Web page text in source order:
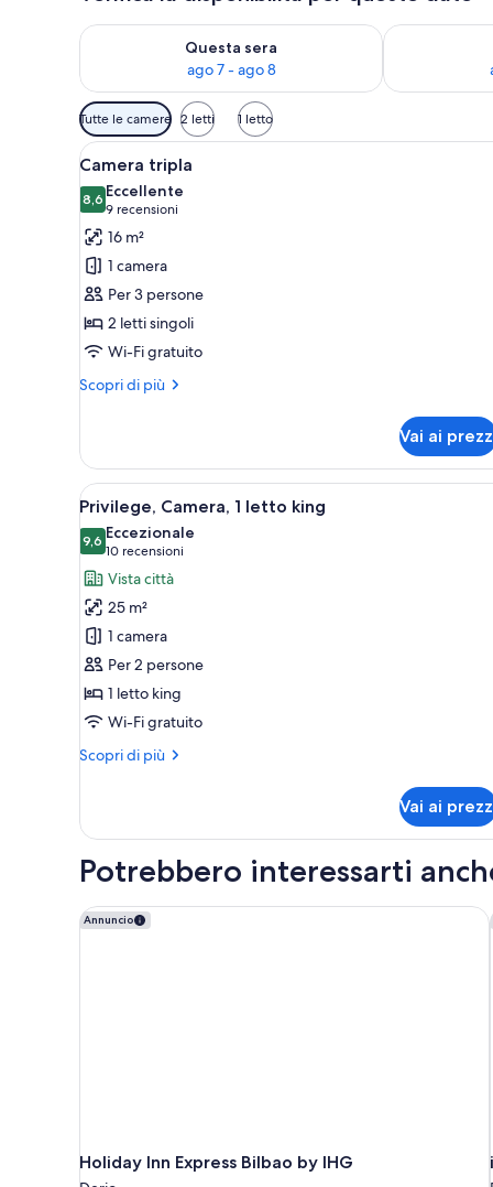
Questa sera
ago 7 - ago 8
Verifica la disponibilità per questa sera, ago 7 - ago 8
Verifica la
Filtri
disponibili
per
le
camere
Tutte le camere 2 letti 1 letto
Apri
tutte
le
foto
per
Camera
tripla
Un bagno moderno con una
6
Camera tripla
8,68,6 su 10
Eccellente
9 recensioni
(9
recensioni)
16 m²
1 camera
Per 3 persone
2 letti singoli
Wi-Fi gratuito
Scopri di più
Altri
tripla
Vai ai
Apri
tutte
le
foto
per
Privilege,
Camera,
1
letto
king
Una camera d'albergo con
10
Privilege, Camera, 1 letto king
9,69,6 su 10
Eccezionale
10 recensioni
(10
recensioni)
Vista città
25 m²
1 camera
Per 2 persone
1 letto king
Wi-Fi gratuito
Scopri di più
Altri
Camera,
letto
Vai ai
Potrebbero interessarti
Annuncio
Holiday Inn Express Bilbao by IHG
Holiday Inn Express Bilbao by IHG